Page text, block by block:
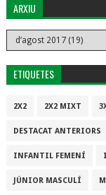
ARXIU
ETIQUETES
2X2 2X2 MIXT
DESTACAT ANTERIORS
INFANTIL FEMENÍ
JÚNIOR MASCULÍ